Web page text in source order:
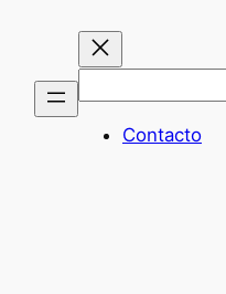
Buscar
Contacto